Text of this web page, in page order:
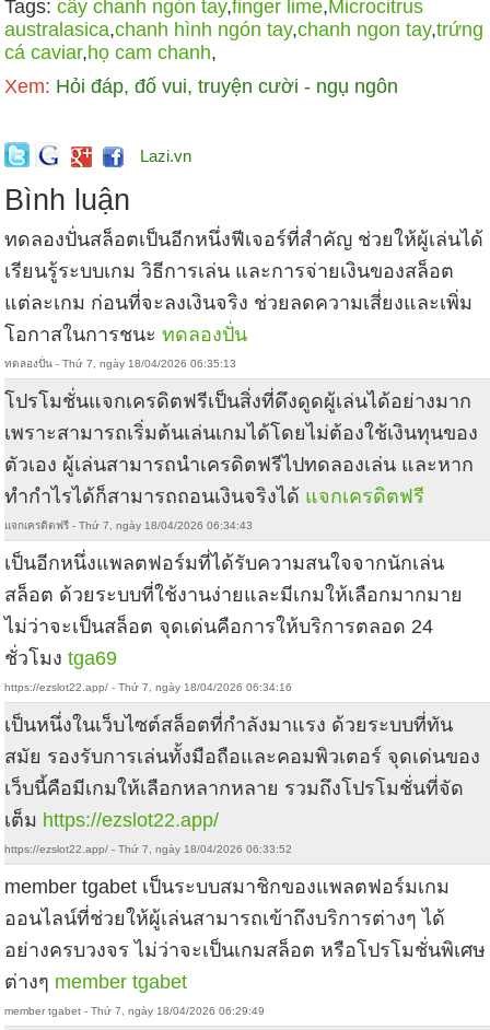
Tags:cây chanh ngón tay,finger lime, Microcitrus
australasica,chanh hình ngón tay,chanh ngon tay,trứng
cá caviar,họ cam chanh,
Xem: Hỏi đáp, đố vui, truyện cười - ngụ ngôn
Lazi.vn
Bình luận
ทดลองปั่นสล็อตเป็นอีกหนึ่งฟีเจอร์ที่สำคัญ ช่วยให้ผู้เล่นได้
เรียนรู้ระบบเกม วิธีการเล่น และการจ่ายเงินของสล็อต
แต่ละเกม ก่อนที่จะลงเงินจริง ช่วยลดความเสี่ยงและเพิ่ม
โอกาสในการชนะทดลองปั่น
ทดลองปั่น - Thứ 7, ngày 18/04/2026 06:35:13
โปรโมชั่นแจกเครดิตฟรีเป็นสิ่งที่ดึงดูดผู้เล่นได้อย่างมาก
เพราะสามารถเริ่มต้นเล่นเกมได้โดยไม่ต้องใช้เงินทุนของ
ตัวเอง ผู้เล่นสามารถนำเครดิตฟรีไปทดลองเล่น และหาก
ทำกำไรได้ก็สามารถถอนเงินจริงได้ แจกเครดิตฟรี
แจกเครดิตฟรี - Thứ 7, ngày 18/04/2026 06:34:43
เป็นอีกหนึ่งแพลตฟอร์มที่ได้รับความสนใจจากนักเล่น
สล็อต ด้วยระบบที่ใช้งานง่ายและมีเกมให้เลือกมากมาย
ไม่ว่าจะเป็นสล็อต จุดเด่นคือการให้บริการตลอด 24
ชั่วโมงtga69
https://ezslot22.app/ - Thứ 7, ngày 18/04/2026 06:34:16
เป็นหนึ่งในเว็บไซต์สล็อตที่กำลังมาแรง ด้วยระบบที่ทัน
สมัย รองรับการเล่นทั้งมือถือและคอมพิวเตอร์ จุดเด่นของ
เว็บนี้คือมีเกมให้เลือกหลากหลาย รวมถึงโปรโมชั่นที่จัด
เต็ม https://ezslot22.app/
https://ezslot22.app/ - Thứ 7, ngày 18/04/2026 06:33:52
member tgabet เป็นระบบสมาชิกของแพลตฟอร์มเกม
ออนไลน์ที่ช่วยให้ผู้เล่นสามารถเข้าถึงบริการต่างๆ ได้
อย่างครบวงจร ไม่ว่าจะเป็นเกมสล็อต หรือโปรโมชั่นพิเศษ
ต่างๆ member tgabet
member tgabet - Thứ 7, ngày 18/04/2026 06:29:49